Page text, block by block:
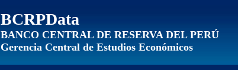
BCRPData
BANCO CENTRAL DE RESERVA DEL PERÚ
Gerencia Central de Estudios Económicos